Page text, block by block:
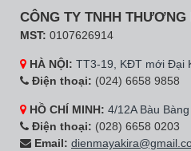
CÔNG TY TNHH
MST: 0107626914
HÀ NỘI: TT3-19, KĐT mới Đại
Điện thoại: (024) 6658 9858
HỒ CHÍ MINH: 4/12A Bàu
Điện thoại: (028) 6658 0203
Email: